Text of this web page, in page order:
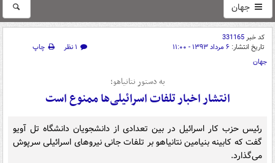
جهان
کد خبر331165
تاریخ انتشار: ۶ مرداد ۱۳۹۳ - ۱۱:۰۰ ۱ نظر
چاپ
جهان
به دستور نتانیاهو؛
انتشار اخبار تلفات اسرائیلی‌­ها ممنوع است
رئیس حزب کار اسرائیل در بین تعدادی از دانشجویان دانشگاه تل آویو
گفت که کابینه بنیامین نتانیاهو بر تلفات جانی نیروهای اسرائیلی سرپوش
می­‌گذارد.